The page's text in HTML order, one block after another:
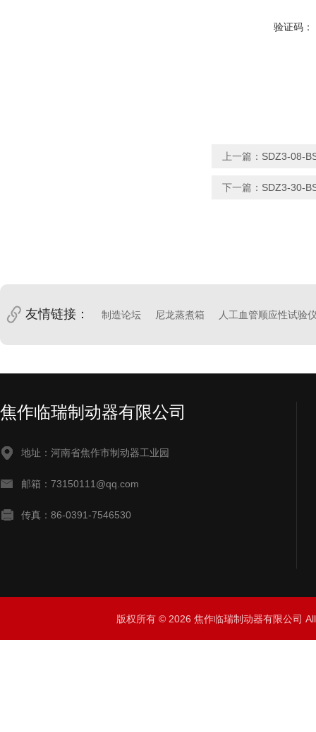
验证码：
上一篇： SDZ3-08-
下一篇： SDZ3-30-
友情链接： 制造论坛 尼龙蒸煮箱 人工血管顺应性试验
焦作临瑞制动器有限公司
地址：河南省焦作市制动器工业园
邮箱：73150111@qq.com
传真：86-0391-7546530
版权所有 © 2026 焦作临瑞制动器有限公